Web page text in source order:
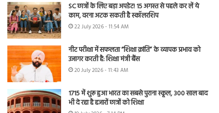
SC छात्रों के लिए बड़ा अपडेट! 15 अगस्त से पहले कर लें ये
काम, वरना अटक सकती है स्कॉलरशिप
22 July 2026 - 11:54 AM
नीट परीक्षा में सफलता “शिक्षा क्रांति” के व्यापक प्रभाव को
उजागर करती है: शिक्षा मंत्री बैंस
20 July 2026 - 11:43 AM
1715 में शुरू हुआ भारत का सबसे पुराना स्कूल, 300 साल बाद
भी दे रहा है हजारों छात्रों को शिक्षा